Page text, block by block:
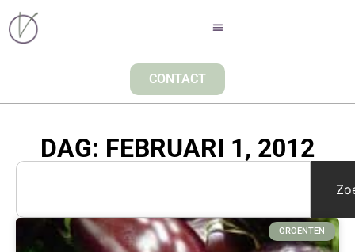
CONTACT
DAG: FEBRUARI 1, 2012
GROENTEN